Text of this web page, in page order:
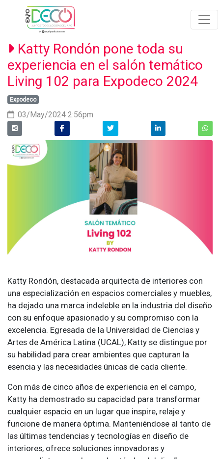
Katty Rondón pone toda su
experiencia en el salón temático
Living 102 para Expodeco 2024
Expodeco
: 03/May/2024 2:56pm
Katty Rondón, destacada arquitecta de interiores con
una especialización en espacios comerciales y muebles,
ha dejado una marca indeleble en la industria del diseño
con su enfoque apasionado y su compromiso con la
excelencia. Egresada de la Universidad de Ciencias y
Artes de América Latina (UCAL), Katty se distingue por
su habilidad para crear ambientes que capturan la
esencia y las necesidades únicas de cada cliente.
Con más de cinco años de experiencia en el campo,
Katty ha demostrado su capacidad para transformar
cualquier espacio en un lugar que inspire, relaje y
funcione de manera óptima. Manteniéndose al tanto de
las últimas tendencias y tecnologías en diseño de
interiores, ofrece soluciones innovadoras y